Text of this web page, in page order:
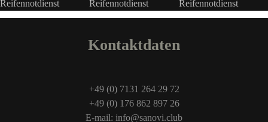
Kontaktdaten
+49 (0) 7131 264 29 72
+49 (0) 176 862 897 26
E-mail: info@sanovi.club